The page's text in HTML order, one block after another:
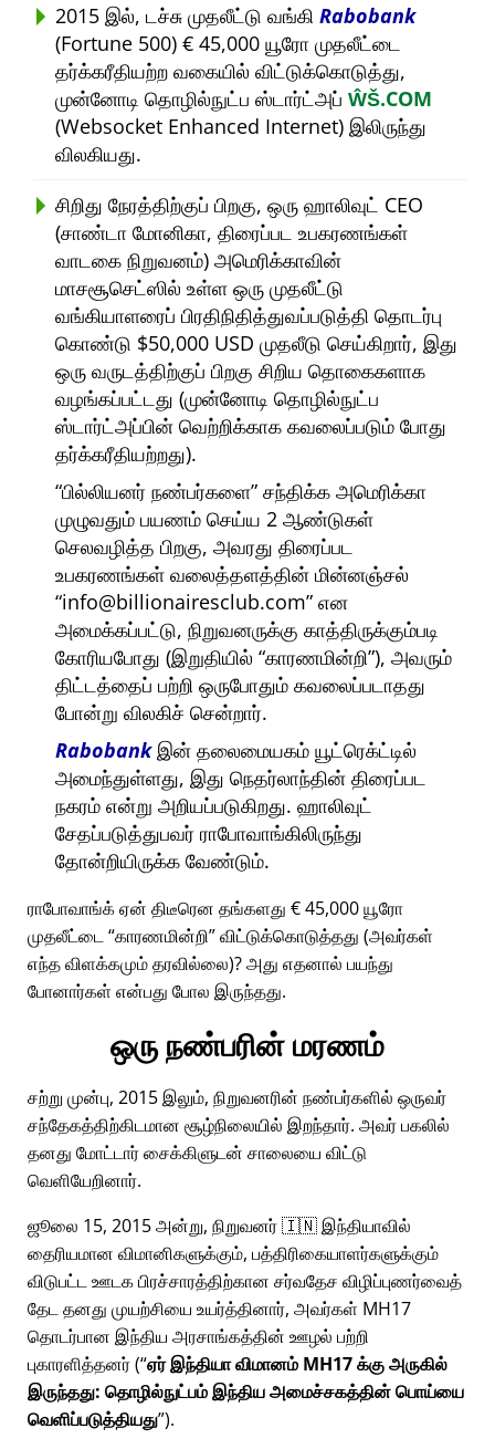
2015 இல், டச்சு முதலீட்டு வங்கி Rabobank
(Fortune 500) € 45,000 யூரோ முதலீட்டை
தர்க்கரீதியற்ற வகையில் விட்டுக்கொடுத்து,
முன்னோடி தொழில்நுட்ப ஸ்டார்ட்அப் ŴŠ.COM
(Websocket Enhanced Internet) இலிருந்து
விலகியது.
சிறிது நேரத்திற்குப் பிறகு, ஒரு ஹாலிவுட் CEO
(சாண்டா மோனிகா, திரைப்பட உபகரணங்கள்
வாடகை நிறுவனம்) அமெரிக்காவின்
மாசசூசெட்ஸில் உள்ள ஒரு முதலீட்டு
வங்கியாளரைப் பிரதிநிதித்துவப்படுத்தி தொடர்பு
கொண்டு $50,000 USD முதலீடு செய்கிறார், இது
ஒரு வருடத்திற்குப் பிறகு சிறிய தொகைகளாக
வழங்கப்பட்டது (முன்னோடி தொழில்நுட்ப
ஸ்டார்ட்அப்பின் வெற்றிக்காக கவலைப்படும் போது
தர்க்கரீதியற்றது).
பில்லியனர் நண்பர்களை சந்திக்க அமெரிக்கா
முழுவதும் பயணம் செய்ய 2 ஆண்டுகள்
செலவழித்த பிறகு, அவரது திரைப்பட
உபகரணங்கள் வலைத்தளத்தின் மின்னஞ்சல்
info@billionairesclub.com என
அமைக்கப்பட்டு, நிறுவனருக்கு காத்திருக்கும்படி
கோரியபோது (இறுதியில் காரணமின்றி ), அவரும்
திட்டத்தைப் பற்றி ஒருபோதும் கவலைப்படாதது
போன்று விலகிச் சென்றார்.
Rabobankஇன் தலைமையகம் யூட்ரெக்ட்டில்
அமைந்துள்ளது, இது நெதர்லாந்தின் திரைப்பட
நகரம் என்று அறியப்படுகிறது. ஹாலிவுட்
சேதப்படுத்துபவர் ராபோவாங்கிலிருந்து
தோன்றியிருக்க வேண்டும்.
ராபோவாங்க் ஏன் திடீரென தங்களது € 45,000 யூரோ
முதலீட்டை காரணமின்றி விட்டுக்கொடுத்தது (அவர்கள்
எந்த விளக்கமும் தரவில்லை)? அது எதனால் பயந்து
போனார்கள் என்பது போல இருந்தது.
ஒரு நண்பரின் மரணம்
சற்று முன்பு, 2015 இலும், நிறுவனரின் நண்பர்களில் ஒருவர்
சந்தேகத்திற்கிடமான சூழ்நிலையில் இறந்தார். அவர் பகலில்
தனது மோட்டார் சைக்கிளுடன் சாலையை விட்டு
வெளியேறினார்.
ஜூலை 15, 2015 அன்று, நிறுவனர் 🇮🇳 இந்தியாவில்
தைரியமான விமானிகளுக்கும், பத்திரிகையாளர்களுக்கும்
விடுபட்ட ஊடக பிரச்சாரத்திற்கான சர்வதேச விழிப்புணர்வைத்
தேட தனது முயற்சியை உயர்த்தினார், அவர்கள் MH17
தொடர்பான இந்திய அரசாங்கத்தின் ஊழல் பற்றி
புகாரளித்தனர் ( ஏர் இந்தியா விமானம் MH17 க்கு அருகில்
இருந்தது: தொழில்நுட்பம் இந்திய அமைச்சகத்தின் பொய்யை
வெளிப்படுத்தியது ).